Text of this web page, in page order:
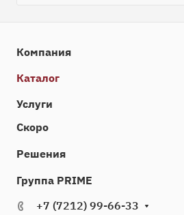
Компания
Каталог
Услуги
Скоро
Решения
Группа PRIME
+7 (7212) 99-66-33